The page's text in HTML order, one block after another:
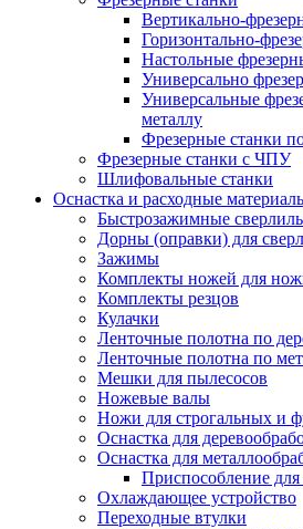
Вертикально-
Горизонтально-
Настольные
Универсально
Универсальные
металлу
Фрезерные станки
Фрезерные станки с ЧПУ
Шлифовальные станки
Оснастка и расходные
Быстрозажимные
Дорны (оправки) для
Зажимы
Комплекты ножей для
Комплекты резцов
Кулачки
Ленточные полотна по
Ленточные полотна по
Мешки для пылесосов
Ножевые валы
Ножи для строгальных и
Оснастка для
Оснастка для
Приспособление для
Охлаждающее устройство
Переходные втулки